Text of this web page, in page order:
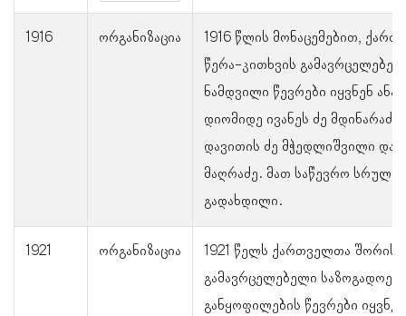
1916 ორგანიზაცია
1916 წლის მონაცემებით,
წერა-კითხვის
ნამდვილი წევრები იყვნენ
დიომიდე ივანეს ძე
დავითის ძე მჭედლიშვილი და
მაღრაძე. მათ საწევრო
გადახდილი.
1921 ორგანიზაცია
1921 წელს ქართველთა შორის
გამავრცელებელი
განყოფილების წევრები